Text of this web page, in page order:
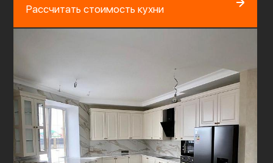
Рассчитать стоимость кухни